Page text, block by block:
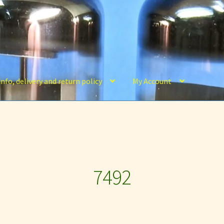
delivery and return policy My Account
7492